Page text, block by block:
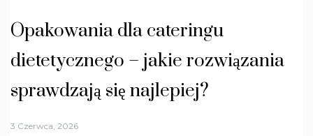
Opakowania dla cateringu
dietetycznego – jakie rozwiązania
sprawdzają się najlepiej?
3 Czerwca, 2026